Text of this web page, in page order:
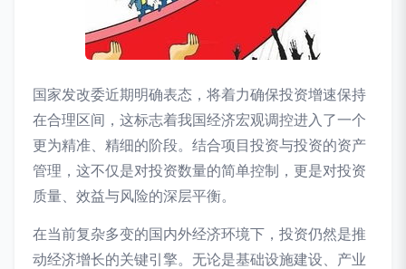
国家发改委近期明确表态，将着力确保投资增速保持
在合理区间，这标志着我国经济宏观调控进入了一个
更为精准、精细的阶段。结合项目投资与投资的资产
管理，这不仅是对投资数量的简单控制，更是对投资
质量、效益与风险的深层平衡。
在当前复杂多变的国内外经济环境下，投资仍然是推
动经济增长的关键引擎。无论是基础设施建设、产业